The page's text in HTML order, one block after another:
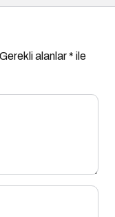
Gerekli alanlar* ile